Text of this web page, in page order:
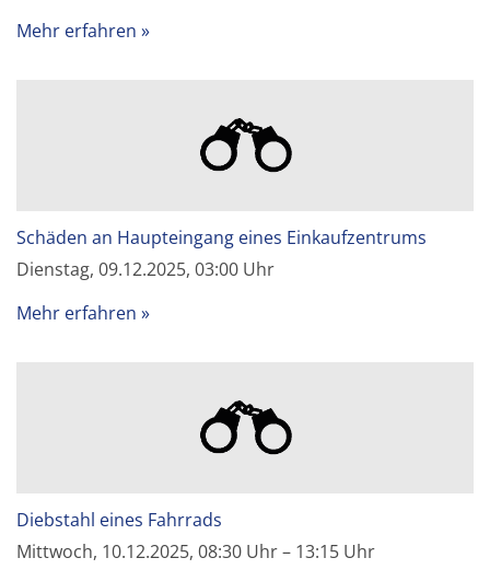
Mehr erfahren
Schäden an Haupteingang eines Einkaufzentrums
Dienstag, 09.12.2025, 03:00 Uhr
Mehr erfahren
Diebstahl eines Fahrrads
Mittwoch, 10.12.2025, 08:30 Uhr – 13:15 Uhr